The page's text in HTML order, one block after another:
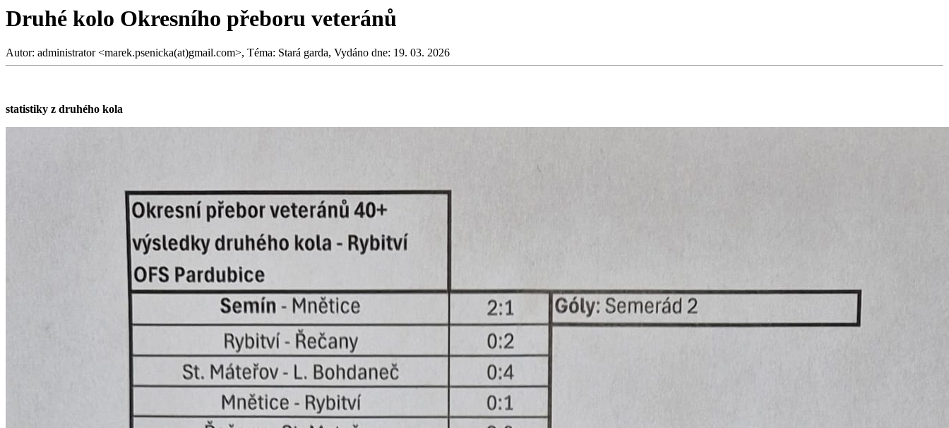
Druhé kolo Okresního přeboru veteránů
Autor: administrator <marek.psenicka(at)gmail.com>, Téma: Stará garda, Vydáno dne: 19. 03. 2026
statistiky z druhého kola